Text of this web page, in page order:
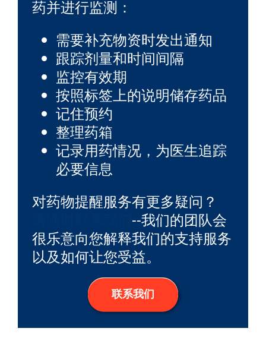
药并进行监测：
需要补充物资时发出通知
跟踪剂量和时间间隔
监控有效期
按照标签上的说明储存药品
记住预约
整理药箱
记录用药情况，为医生追踪
必要信息
对药物提醒服务有更多疑问？
--我们的团队会
很乐意向您解释我们的支持服务
以及如何让您受益。
联系我们